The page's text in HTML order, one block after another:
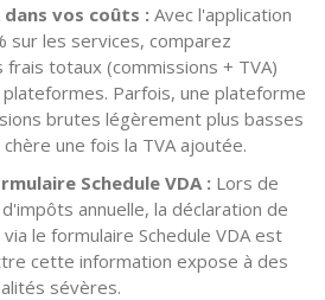
vos coûts : Avec l'application
sur les services, comparez
totaux (commissions + TVA)
Parfois, une plateforme
brutes légèrement plus basses
une fois la TVA ajoutée.
Schedule VDA : Lors de
annuelle, la déclaration de
le formulaire Schedule VDA est
cette information expose à des
sévères.